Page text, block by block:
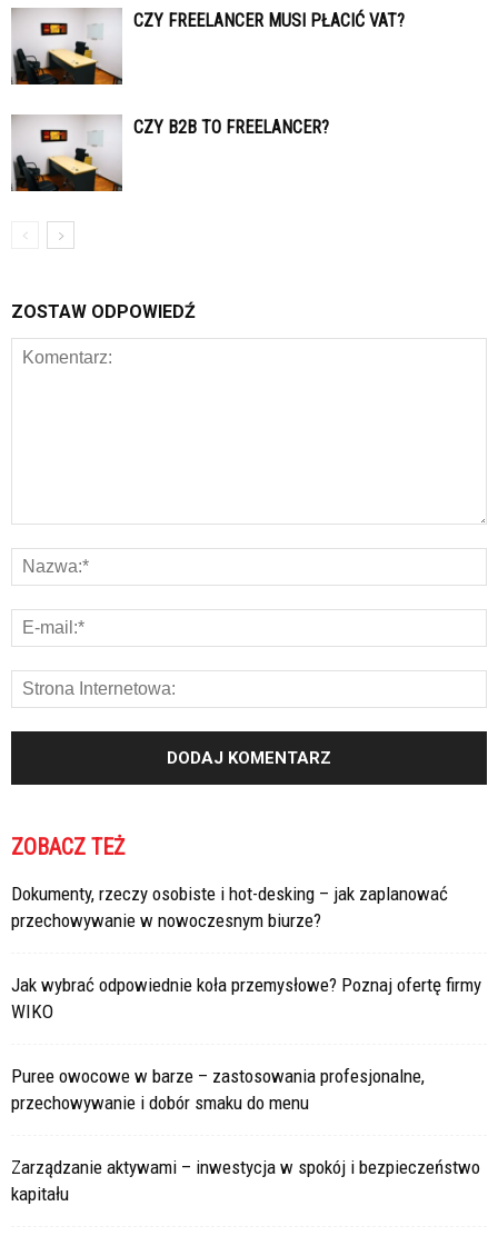
CZY FREELANCER MUSI PŁACIĆ VAT?
CZY B2B TO FREELANCER?
ZOSTAW ODPOWIEDŹ
ZOBACZ TEŻ
Dokumenty, rzeczy osobiste i hot-desking – jak zaplanować
przechowywanie w nowoczesnym biurze?
Jak wybrać odpowiednie koła przemysłowe? Poznaj ofertę firmy
WIKO
Puree owocowe w barze – zastosowania profesjonalne,
przechowywanie i dobór smaku do menu
Zarządzanie aktywami – inwestycja w spokój i bezpieczeństwo
kapitału